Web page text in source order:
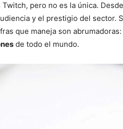
pero no es la única.
y el prestigio del sector.
que maneja son abrumadoras:
de todo el mundo.